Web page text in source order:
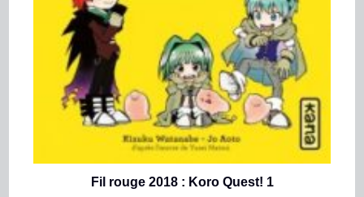
Fil rouge 2018 : Koro Quest! 1